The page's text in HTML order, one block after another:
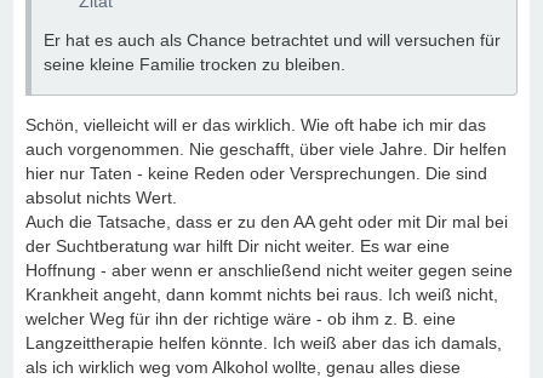
Er hat es auch als Chance betrachtet und will versuchen für
seine kleine Familie trocken zu bleiben.
Schön, vielleicht will er das wirklich. Wie oft habe ich mir das
auch vorgenommen. Nie geschafft, über viele Jahre. Dir helfen
hier nur Taten - keine Reden oder Versprechungen. Die sind
absolut nichts Wert.
Auch die Tatsache, dass er zu den AA geht oder mit Dir mal bei
der Suchtberatung war hilft Dir nicht weiter. Es war eine
Hoffnung - aber wenn er anschließend nicht weiter gegen seine
Krankheit angeht, dann kommt nichts bei raus. Ich weiß nicht,
welcher Weg für ihn der richtige wäre - ob ihm z. B. eine
Langzeittherapie helfen könnte. Ich weiß aber das ich damals,
als ich wirklich weg vom Alkohol wollte, genau alles diese